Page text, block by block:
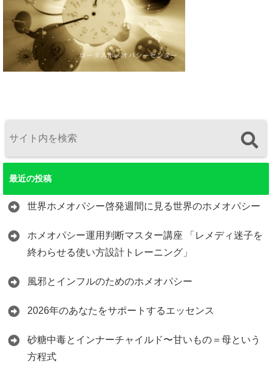
最近の投稿
世界ホメオパシー啓発週間に見る世界のホメオパシー
ホメオパシー運用判断マスター講座 「レメディ迷子を
終わらせる使い方設計トレーニング」
風邪とインフルのためのホメオパシー
2026年のあなたをサポートするエッセンス
砂糖中毒とインナーチャイルド〜甘いもの＝母という
方程式